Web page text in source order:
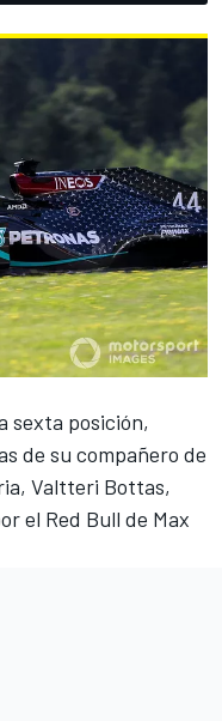
sexta posición,
de su compañero de
Valtteri Bottas,
el Red Bull de Max